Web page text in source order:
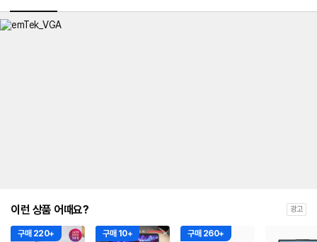
이런 상품 어때요? 광고
구매 220+ 구매 10+ 구매 260+